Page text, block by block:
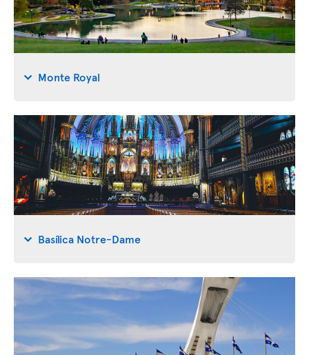
Monte Royal
Basílica Notre-Dame